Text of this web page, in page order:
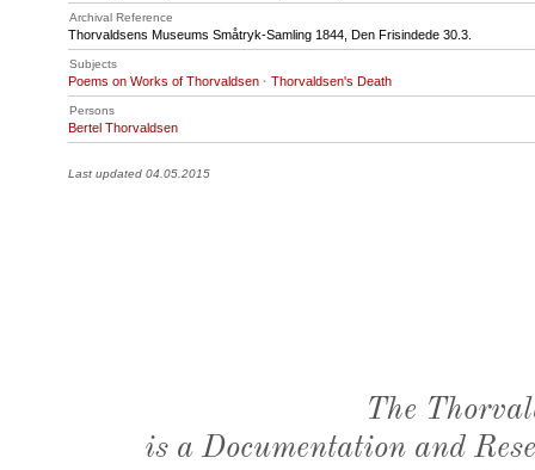
Archival Reference
Thorvaldsens Museums Småtryk-Samling 1844, Den Frisindede 30.3.
Subjects
Poems on Works of Thorvaldsen · Thorvaldsen's Death
Persons
Bertel Thorvaldsen
Last updated 04.05.2015
The
is a Documentation and